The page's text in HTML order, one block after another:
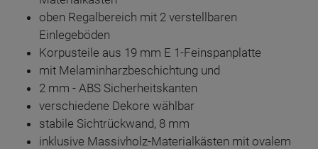
oben Regalbereich mit 2 verstellbaren
Einlegeböden
Korpusteile aus 19 mm E 1-Feinspanplatte
mit Melaminharzbeschichtung und
2 mm - ABS Sicherheitskanten
verschiedene Dekore wählbar
stabile Sichtrückwand, 8 mm
inklusive Massivholz-Materialkästen mit ovalem